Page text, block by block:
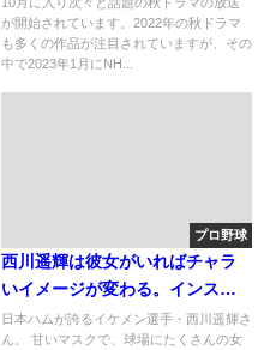
10月に入り次々と話題の秋ドラマの放送
が開始されています。2022年の秋ドラマ
も多くの作品が注目されていますが、その
中で2023年1月にNH...
プロ野球
西川遥輝は彼女がいればチャラ
いイメージが変わる。インスタ
でもイケメン！タバコは？
日本ハムが誇るイケメン選手・西川遥輝さ
ん。 甘いマスクで、球場にたくさんの女